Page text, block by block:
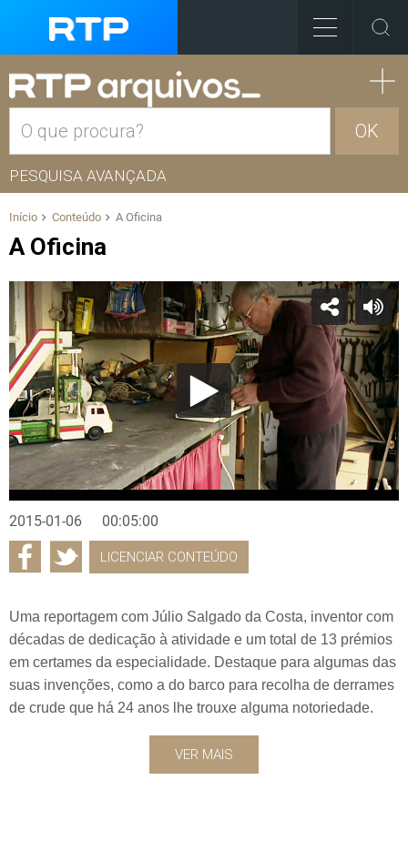
OK
PESQUISA AVANÇADA
Início Conteúdo A Oficina
A Oficina
2015-01-06 00:05:00
LICENCIAR CONTEÚDO
Uma reportagem com Júlio Salgado da Costa, inventor com
décadas de dedicação à atividade e um total de 13 prémios
em certames da especialidade. Destaque para algumas das
suas invenções, como a do barco para recolha de derrames
de crude que há 24 anos lhe trouxe alguma notoriedade.
VER MAIS